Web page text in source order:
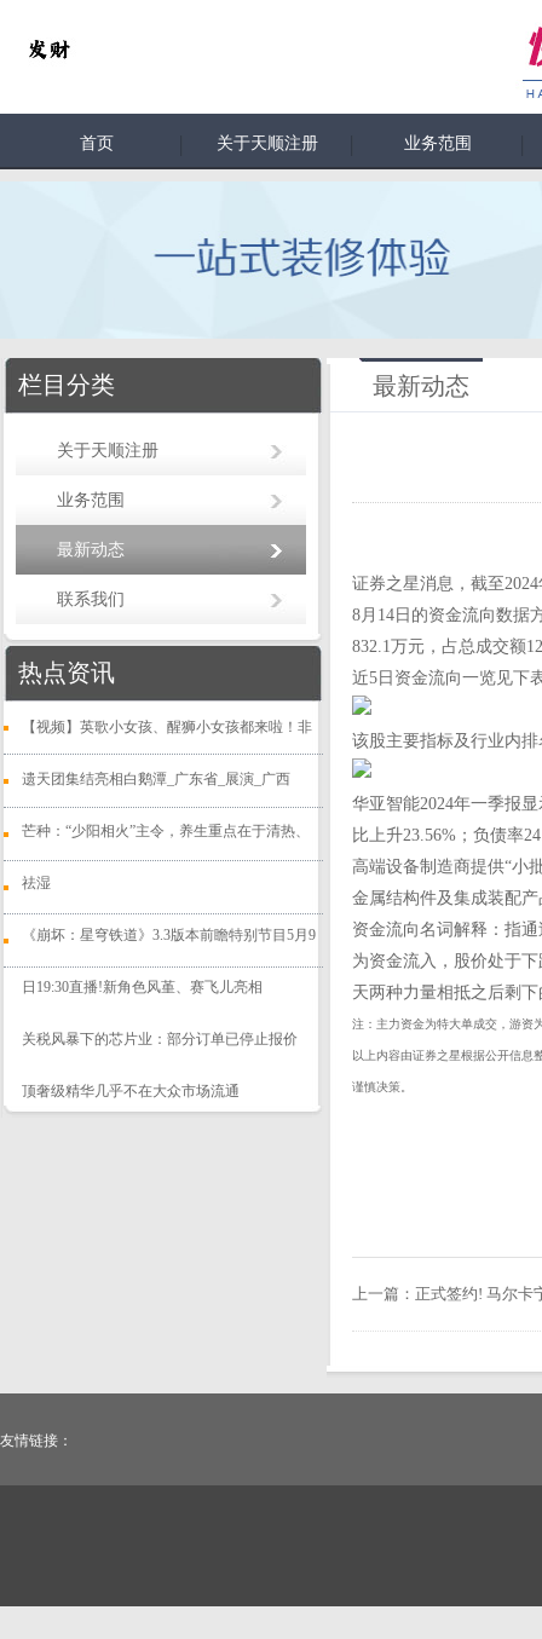
首页 关于天顺注册 业务范围
栏目分类
关于天顺注册
业务范围
最新动态
联系我们
热点资讯
【视频】英歌小女孩、醒狮小女孩都来啦！非
遗天团集结亮相白鹅潭_广东省_展演_广西
芒种：“少阳相火”主令，养生重点在于清热、
祛湿
​《崩坏：星穹铁道》3.3版本前瞻特别节目5月9
日19:30直播!新角色风堇、赛飞儿亮相
关税风暴下的芯片业：部分订单已停止报价
顶奢级精华几乎不在大众市场流通
最新动态
证券之星消息，截至
8月14日的资金流向数据
832.1万元，占总成交额
近5日资金流向一览见下
该股主要指标及行业内
华亚智能2024年一季报
比上升23.56%；负债率
高端设备制造商提供“小
金属结构件及集成装配产
资金流向名词解释：指
为资金流入，股价处于
天两种力量相抵之后剩
注：主力资金为特大单成交，游资
以上内容由证券之星根据公开信息
谨慎决策。
上一篇： 正式签约! 马尔卡
友情链接：